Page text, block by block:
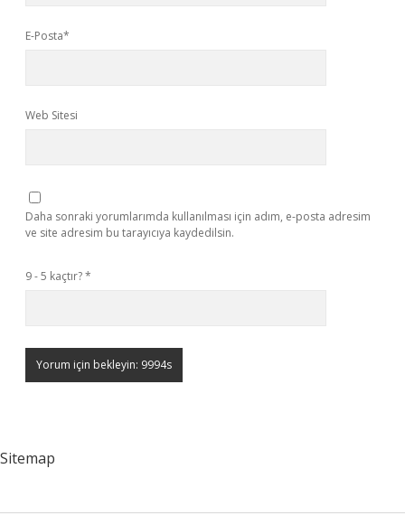
E-Posta*
Web Sitesi
Daha sonraki yorumlarımda kullanılması için adım, e-posta adresim
ve site adresim bu tarayıcıya kaydedilsin.
9 - 5 kaçtır?*
Sitemap